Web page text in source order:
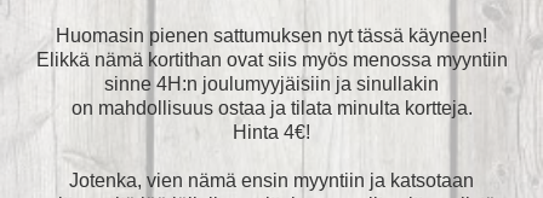
Huomasin pienen sattumuksen nyt tässä käyneen!
Elikkä nämä kortithan ovat siis myös menossa myyntiin
sinne 4H:n joulumyyjäisiin ja sinullakin
on mahdollisuus ostaa ja tilata minulta kortteja.
Hinta 4€!
Jotenka, vien nämä ensin myyntiin ja katsotaan